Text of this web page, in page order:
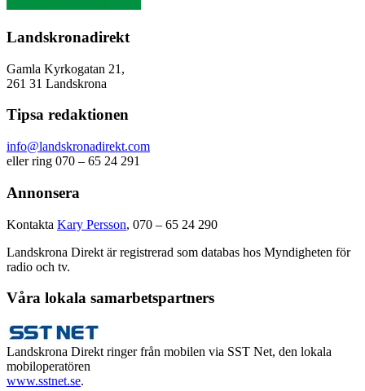
Landskronadirekt
Gamla Kyrkogatan 21,
261 31 Landskrona
Tipsa redaktionen
info@landskronadirekt.com
eller ring 070 – 65 24 291
Annonsera
Kontakta Kary Persson, 070 – 65 24 290
Landskrona Direkt är registrerad som databas hos Myndigheten för
radio och tv.
Våra lokala samarbetspartners
Landskrona Direkt ringer från mobilen via SST Net, den lokala
mobiloperatören
www.sstnet.se.